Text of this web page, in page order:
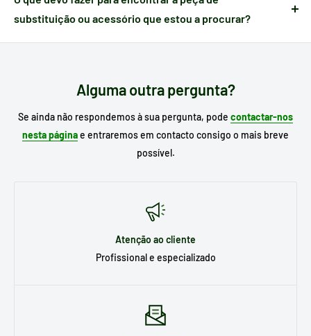
receção
para nos notificar e poder gerir a ocorrência.
substituição ou acessório que estou a procurar?
Escreva no motor de busca do nosso site omodelo do seu
Alguma outra pergunta?
Se ainda não respondemos à sua pergunta, pode contactar-nos
nesta páginae entraremos em contacto consigo o mais breve
possível.
Atenção ao cliente
Profissional e especializado